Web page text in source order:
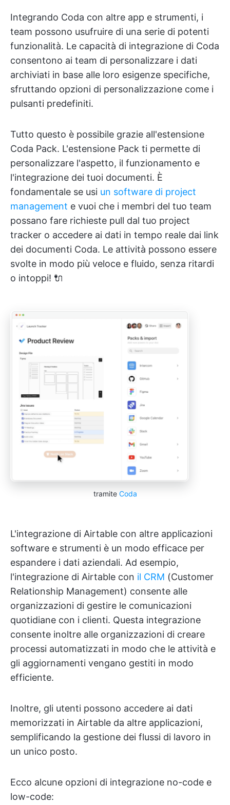
Integrando Coda con altre app e strumenti, i
team possono usufruire di una serie di potenti
funzionalità. Le capacità di integrazione di Coda
consentono ai team di personalizzare i dati
archiviati in base alle loro esigenze specifiche,
sfruttando opzioni di personalizzazione come i
pulsanti predefiniti.
Tutto questo è possibile grazie all'estensione
Coda Pack. L'estensione Pack ti permette di
personalizzare l'aspetto, il funzionamento e
l'integrazione dei tuoi documenti. È
fondamentale se usi un software di project
management e vuoi che i membri del tuo team
possano fare richieste pull dal tuo project
tracker o accedere ai dati in tempo reale dai link
dei documenti Coda. Le attività possono essere
svolte in modo più veloce e fluido, senza ritardi
o intoppi! 🔌
tramite Coda
L'integrazione di Airtable con altre applicazioni
software e strumenti è un modo efficace per
espandere i dati aziendali. Ad esempio,
l'integrazione di Airtable con il CRM (Customer
Relationship Management) consente alle
organizzazioni di gestire le comunicazioni
quotidiane con i clienti. Questa integrazione
consente inoltre alle organizzazioni di creare
processi automatizzati in modo che le attività e
gli aggiornamenti vengano gestiti in modo
efficiente.
Inoltre, gli utenti possono accedere ai dati
memorizzati in Airtable da altre applicazioni,
semplificando la gestione dei flussi di lavoro in
un unico posto.
Ecco alcune opzioni di integrazione no-code e
low-code: